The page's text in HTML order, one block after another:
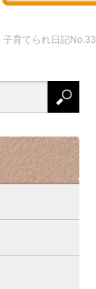
子育てられ日記